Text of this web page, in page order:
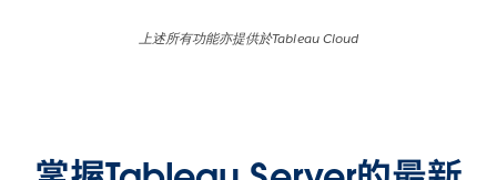
上述所有功能亦提供於Tableau Cloud